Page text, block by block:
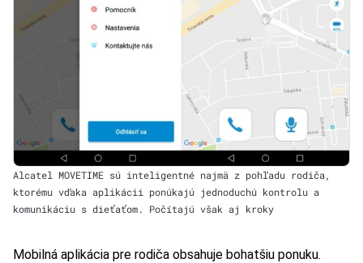
Alcatel MOVETIME sú inteligentné najmä z pohľadu rodiča,
ktorému vďaka aplikácii ponúkajú jednoduchú kontrolu a
komunikáciu s dieťaťom. Počítajú však aj kroky
Mobilná aplikácia pre rodiča obsahuje bohatšiu ponuku.